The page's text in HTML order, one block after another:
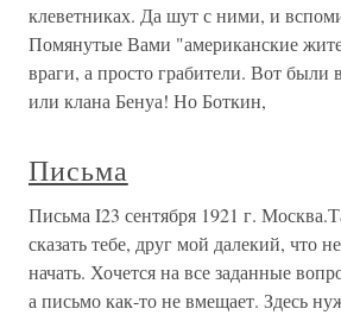
клеветниках. Да шут с ними, и
Помянутые Вами "американские
враги, а просто грабители. Вот были
или клана Бенуа! Но Боткин,
Письма
Письма I23 сентября 1921 г.
сказать тебе, друг мой далекий, что
начать. Хочется на все заданные
а письмо как-то не вмещает. Здесь